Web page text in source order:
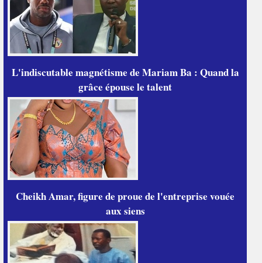
L'indiscutable magnétisme de Mariam Ba : Quand la
grâce épouse le talent
Cheikh Amar, figure de proue de l'entreprise vouée
aux siens